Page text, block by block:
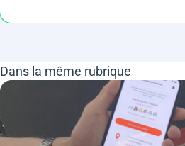
Dans la même rubrique